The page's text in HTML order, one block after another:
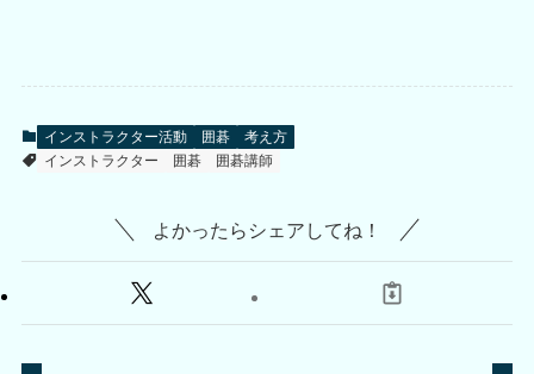
インストラクター活動 囲碁
考え方
インストラクター
囲碁 囲碁講師
よかったらシェアしてね！